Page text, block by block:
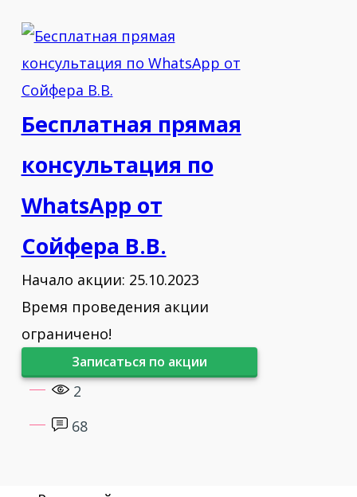
Бесплатная прямая
консультация по
WhatsApp от
Сойфера В.В.
Начало акции: 25.10.2023
Время проведения акции
ограничено!
Записаться по акции
2
68